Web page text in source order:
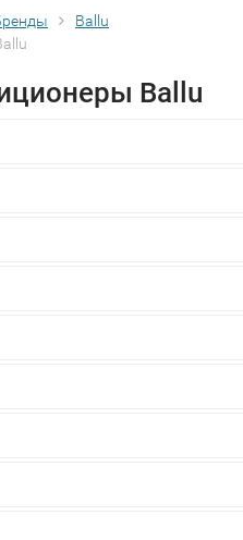
Ballu
Ballu